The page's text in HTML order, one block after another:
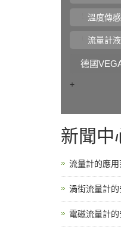
溫度傳
流量計
德國
+
新聞中
流量計的應用
渦街流量計
電磁流量計